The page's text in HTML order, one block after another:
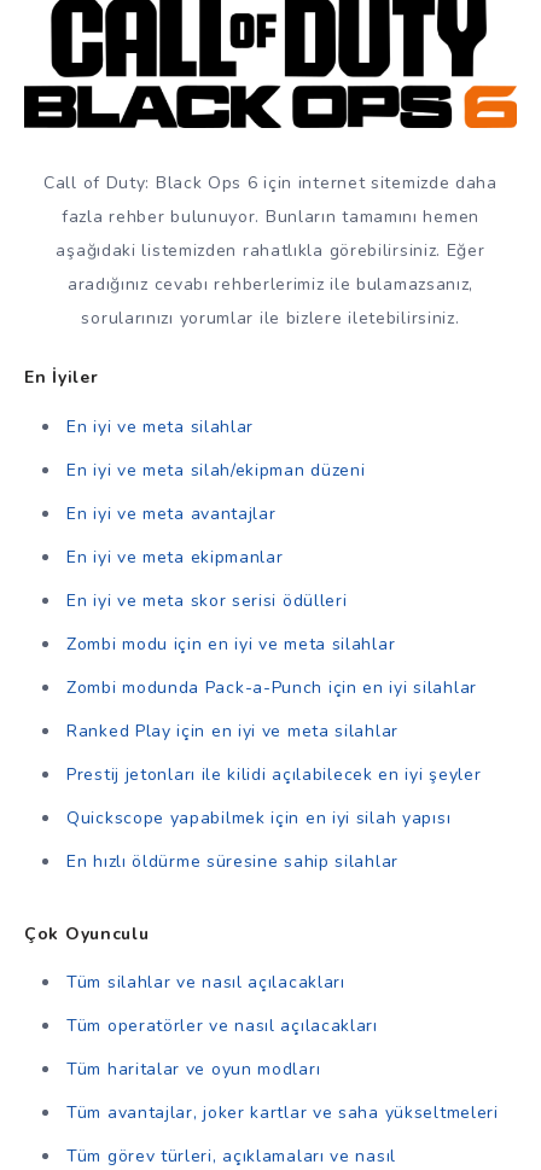
Call of Duty: Black Ops 6 için internet sitemizde daha
fazla rehber bulunuyor. Bunların tamamını hemen
aşağıdaki listemizden rahatlıkla görebilirsiniz. Eğer
aradığınız cevabı rehberlerimiz ile bulamazsanız,
sorularınızı yorumlar ile bizlere iletebilirsiniz.
En İyiler
En iyi ve meta silahlar
En iyi ve meta silah/ekipman düzeni
En iyi ve meta avantajlar
En iyi ve meta ekipmanlar
En iyi ve meta skor serisi ödülleri
Zombi modu için en iyi ve meta silahlar
Zombi modunda Pack-a-Punch için en iyi silahlar
Ranked Play için en iyi ve meta silahlar
Prestij jetonları ile kilidi açılabilecek en iyi şeyler
Quickscope yapabilmek için en iyi silah yapısı
En hızlı öldürme süresine sahip silahlar
Çok Oyunculu
Tüm silahlar ve nasıl açılacakları
Tüm operatörler ve nasıl açılacakları
Tüm haritalar ve oyun modları
Tüm avantajlar, joker kartlar ve saha yükseltmeleri
Tüm görev türleri, açıklamaları ve nasıl